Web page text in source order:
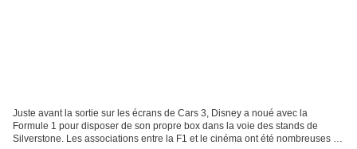
Juste avant la sortie sur les écrans de Cars 3, Disney a noué avec la
Formule 1 pour disposer de son propre box dans la voie des stands de
Silverstone. Les associations entre la F1 et le cinéma ont été nombreuses au